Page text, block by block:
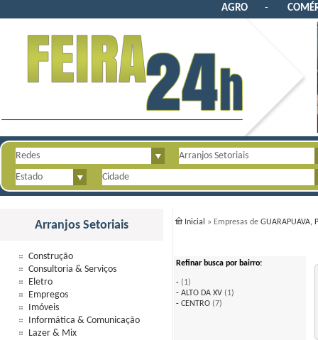
AGRO-
Arranjos Setoriais
Construção
Consultoria & Serviços
Eletro
Empregos
Imóveis
Informática & Comunicação
Lazer & Mix
Inicial » Empresas de GUARAPUAVA,
Refinar busca por bairro:
- (1)
- ALTO DA XV (1)
- CENTRO (7)